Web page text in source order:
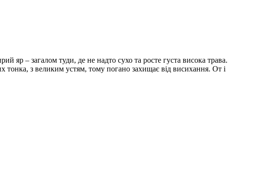
яр – загалом туди, де не надто сухо та росте густа висока трава.
з великим устям, тому погано захищає від висихання. От і